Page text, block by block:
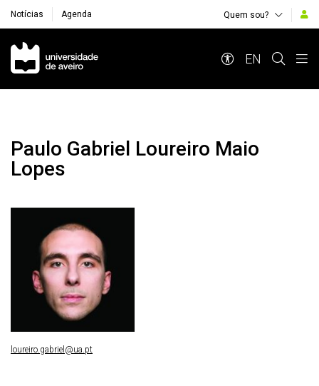
Notícias Agenda Quem sou?
Navegação Principal
EN
Paulo Gabriel Loureiro Maio
Lopes
loureiro.gabriel@ua.pt